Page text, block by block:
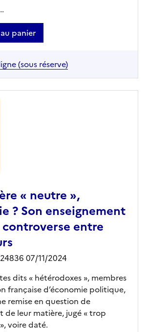
panier
(sous réserve)
« neutre »,
? Son enseignement
entre
07/11/2024
dits « hétérodoxes », membres
française d’économie politique,
remise en question de
de leur matière, jugé « trop
voire daté.